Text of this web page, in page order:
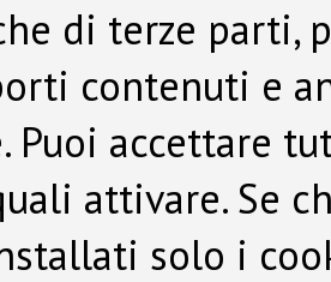
di terze parti,
contenuti e
Puoi accettare
attivare. Se
solo i